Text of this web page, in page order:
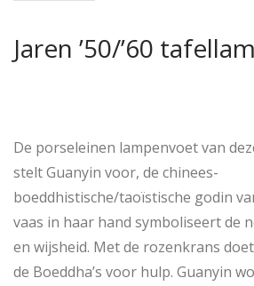
Jaren ’50/’60
De porseleinen lampenvoet van
stelt Guanyin voor, de chinees-
boeddhistische/taoïstische godin
vaas in haar hand symboliseert de
en wijsheid. Met de rozenkrans
de Boeddha’s voor hulp. Guanyin